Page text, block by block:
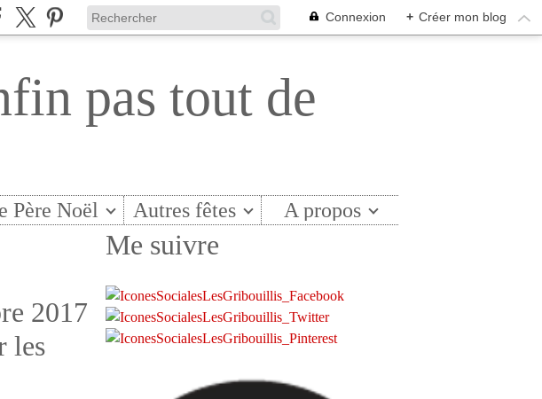
Connexion + Créer mon blog
pas tout de
Père Noël Autres fêtes A propos
2017
les
Me suivre